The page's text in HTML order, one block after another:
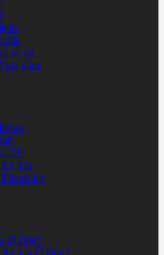
cẩu
xe tải
gia cầm
Tải
Lý
Ở Đâu?
Tải Ở Đâu?